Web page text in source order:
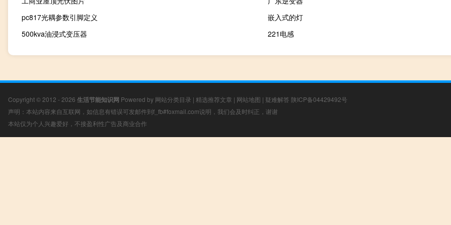
pc817光耦参数引脚定义
嵌入式的灯
500kva油浸式变压器
221电感
Copyright © 2012 - 2026 生活节能知识网 Powered by 网站分类目录 | 精选推荐文章 | 网站地图 | 疑难解答 陕ICP备04429492号
声明：本站内容来自互联网，如信息有错误可发邮件到f_fb#foxmail.com说明，我们会及时纠正，谢谢
本站仅为个人兴趣爱好，不接盈利性广告及商业合作